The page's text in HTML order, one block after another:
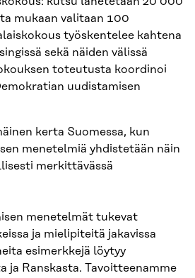
mukaan valitaan 100
työskentelee kahtena
sekä näiden välissä
toteutusta koordinoi
uudistamisen
kerta Suomessa, kun
menetelmiä yhdistetään näin
merkittävässä
menetelmät tukevat
ja mielipiteitä jakavissa
esimerkkejä löytyy
ja Ranskasta. Tavoitteenamme